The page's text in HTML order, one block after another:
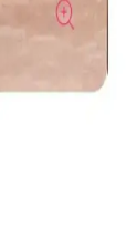
alanları ve
ve doğal